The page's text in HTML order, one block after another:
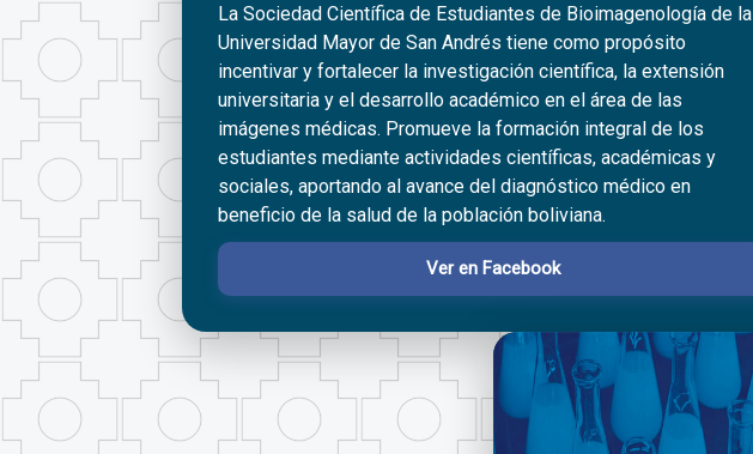
La Sociedad Científica de Estudiantes de Bioimagenología de la
Universidad Mayor de San Andrés tiene como propósito
incentivar y fortalecer la investigación científica, la extensión
universitaria y el desarrollo académico en el área de las
imágenes médicas. Promueve la formación integral de los
estudiantes mediante actividades científicas, académicas y
sociales, aportando al avance del diagnóstico médico en
beneficio de la salud de la población boliviana.
Ver en Facebook